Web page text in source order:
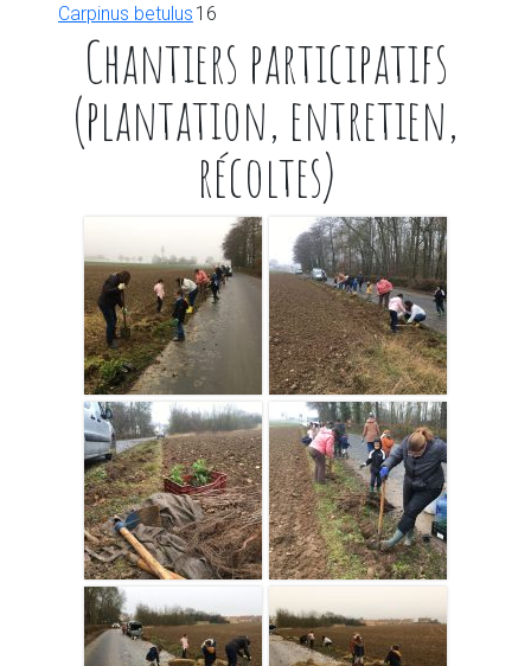
Carpinus betulus 16
Chantiers participatifs
(plantation, entretien,
récoltes)